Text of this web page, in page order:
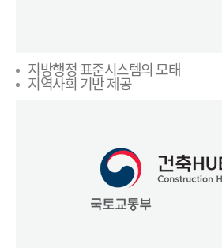
지방행정 표준시스템의 모태
지역사회 기반 제공